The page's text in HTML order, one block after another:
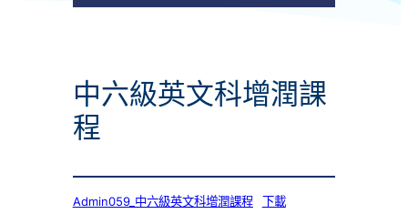
學校通告
中六級英文科增潤課
程
Admin059_中六級英文科增潤課程 下載